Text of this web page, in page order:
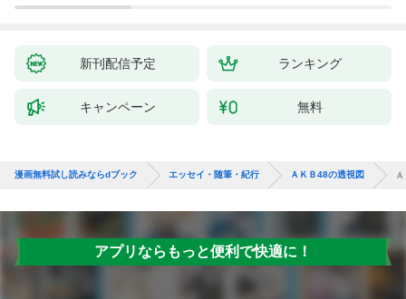
新刊配信予定 ランキング
キャンペーン 無料
漫画無料試し読みならdブック エッセイ・随筆・紀行 ＡＫＢ48の透視図
アプリならもっと便利で快適に！